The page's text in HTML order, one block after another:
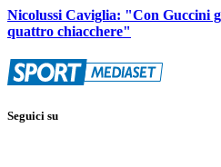
Nicolussi Caviglia: "Con Guccini
quattro chiacchere"
Seguici su